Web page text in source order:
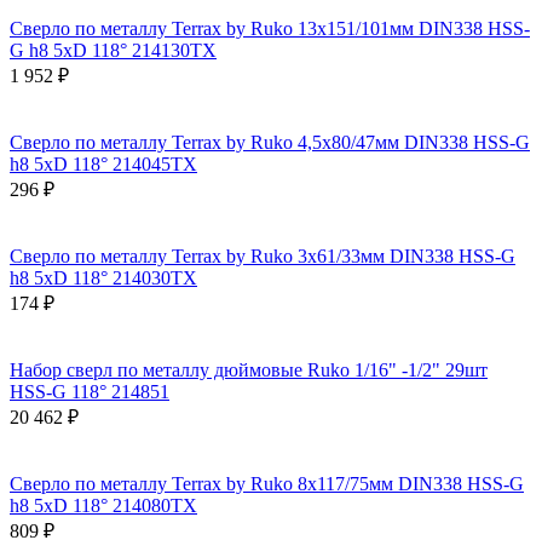
Сверло по металлу Terrax by Ruko 13x151/101мм DIN338 HSS-
G h8 5xD 118° 214130TX
1 952 ₽
Сверло по металлу Terrax by Ruko 4,5x80/47мм DIN338 HSS-G
h8 5xD 118° 214045TX
296 ₽
Сверло по металлу Terrax by Ruko 3x61/33мм DIN338 HSS-G
h8 5xD 118° 214030TX
174 ₽
Набор сверл по металлу дюймовые Ruko 1/16" -1/2" 29шт
HSS-G 118° 214851
20 462 ₽
Сверло по металлу Terrax by Ruko 8x117/75мм DIN338 HSS-G
h8 5xD 118° 214080TX
809 ₽